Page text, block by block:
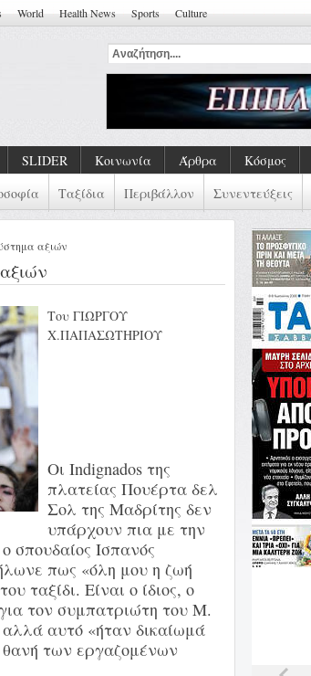
World Health News Sports Culture
SLIDER Κοινωνία Άρθρα Κόσμος
Ταξίδια Περιβάλλον Συνεντεύξεις
αξιών
Του ΓΙΩΡΓΟΥ
Χ.ΠΑΠΑΣΩΤΗΡΙΟΥ
Οι Indignados της
πλατείας Πουέρτα δελ
Σολ της Μαδρίτης δεν
υπάρχουν πια με την
σπουδαίος Ισπανός
πως «όλη μου η ζωή
ταξίδι. Είναι ο ίδιος, ο
τον συμπατριώτη του Μ.
αυτό «ήταν δικαίωμά
θανή των εργαζομένων